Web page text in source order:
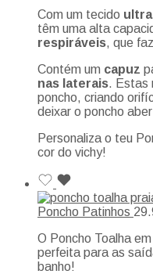
Com um tecido
têm uma alta
respiráveis, que
Contém um capuz
nas laterais. Estas
poncho, criando
deixar o poncho
Personaliza o teu
cor do vichy!
Poncho Patinhos
O Poncho Toalha
perfeita para as
banho!